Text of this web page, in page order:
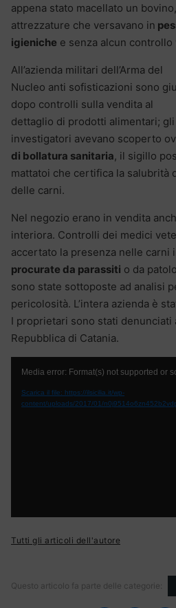
appena stato macellato un
attrezzature che versavano in
igieniche e senza alcun
All’azienda militari dell’Arma del
Nucleo anti sofisticazioni sono
dopo controlli sulla vendita al
dettaglio di prodotti alimentari; gli
investigatori avevano scoperto
di bollatura sanitaria, il sigillo
mattatoi che certifica la salubrità
delle carni.
Nel negozio erano in vendita
interiora. Controlli dei medici
accertato la presenza nelle carni
procurate da parassiti o da
sono state sottoposte ad analisi
pericolosità. L’intera azienda è
I proprietari sono stati denunciati
Repubblica di Catania.
Media error: Format(s) not supported or
Scarica il file: https://ilsicilia.it/wp-
content/uploads/2017/01/
Tutti gli articoli dell'autore
Questo articolo fa parte delle categorie: